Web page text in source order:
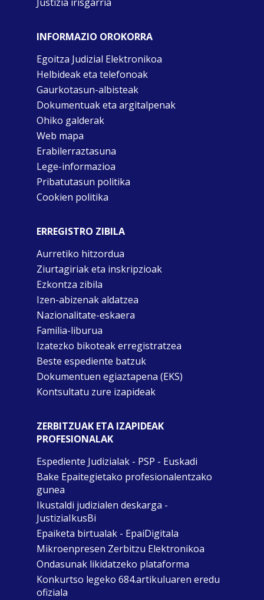
Justizia irisgarria
INFORMAZIO OROKORRA
Egoitza Judizial Elektronikoa
Helbideak eta telefonoak
Gaurkotasun-albisteak
Dokumentuak eta argitalpenak
Ohiko galderak
Web mapa
Erabilerraztasuna
Lege-informazioa
Pribatutasun politika
Cookien politika
ERREGISTRO ZIBILA
Aurretiko hitzordua
Ziurtagiriak eta inskripzioak
Ezkontza zibila
Izen-abizenak aldatzea
Nazionalitate-eskaera
Familia-liburua
Izatezko bikoteak erregistratzea
Beste espediente batzuk
Dokumentuen egiaztapena (EKS)
Kontsultatu zure izapideak
ZERBITZUAK ETA IZAPIDEAK
PROFESIONALAK
Espediente Judizialak - PSP - Euskadi
Bake Epaitegietako profesionalentzako
gunea
Ikustaldi judizialen deskarga -
JustiziaIkusBi
Epaiketa birtualak - EpaiDigitala
Mikroenpresen Zerbitzu Elektronikoa
Ondasunak likidatzeko plataforma
Konkurtso legeko 684.artikuluaren eredu
ofiziala